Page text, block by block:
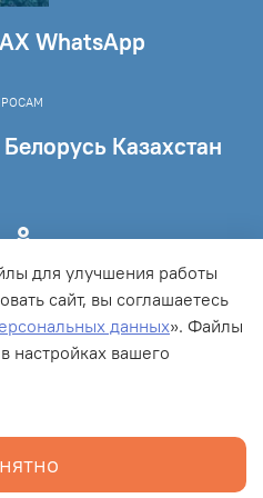
со здоровьем
расширяет
потенциал
пользователю
философию жизни
КФС
которые дает
и постепенное
в практику,
обращение;
до состояния
WhatsApp
Казахстан
для улучшения работы
сайт, вы соглашаетесь
данных». Файлы
настройках вашего